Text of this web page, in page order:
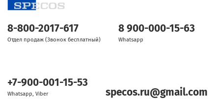
8-800-2017-617
Отдел продаж (Звонок бесплатный)
8 900-000-15-63
Whatsapp
+7-900-001-15-53
Whatsapp, Viber specos.ru@gmail.com